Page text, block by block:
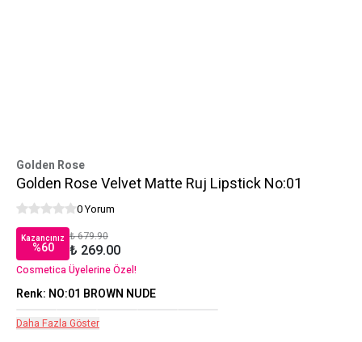
Golden Rose
Golden Rose Velvet Matte Ruj Lipstick No:01
0 Yorum
Kazancınız
%60
₺ 679.90
₺ 269.00
Cosmetica Üyelerine Özel!
Renk: NO:01 BROWN NUDE
Daha Fazla Göster